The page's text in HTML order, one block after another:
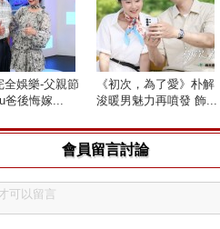
全娛樂-父親節
爸後悔嫁...
《初次，為了愛》朴解
浚暖男魅力再噴發 飾...
會員留言討論